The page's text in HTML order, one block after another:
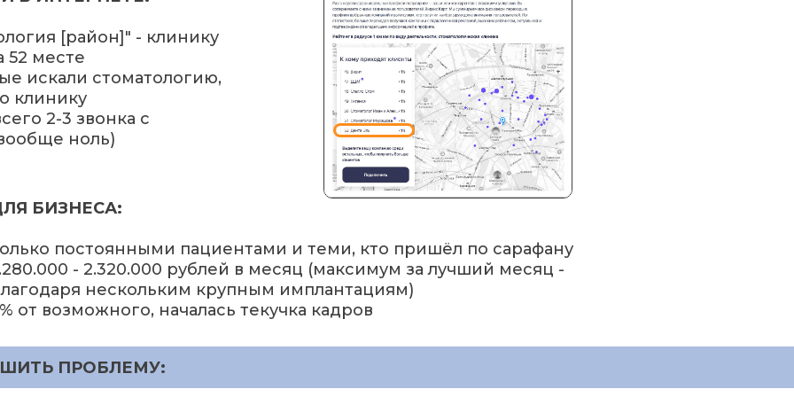
[район]" - клинику
52 месте
искали стоматологию,
клинику
2-3 звонка с
ноль)
БИЗНЕСА:
постоянными пациентами и теми, кто пришёл по сарафану
- 2.320.000 рублей в месяц (максимум за лучший месяц -
нескольким крупным имплантациям)
от возможного, началась текучка кадров
ПРОБЛЕМУ: